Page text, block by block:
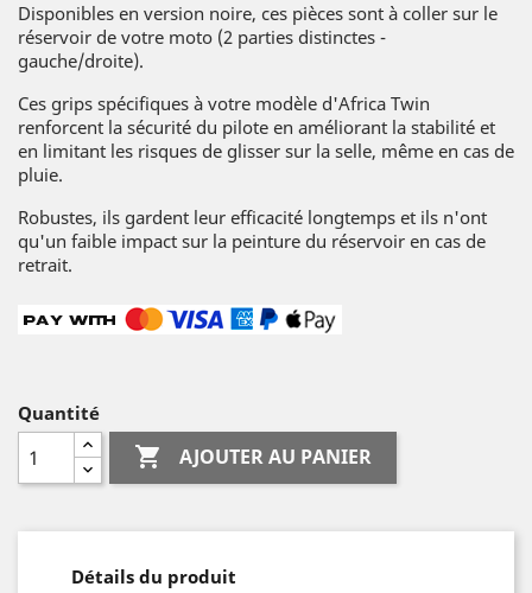
Disponibles en version noire, ces pièces sont à coller sur le
réservoir de votre moto (2 parties distinctes -
gauche/droite).
Ces grips spécifiques à votre modèle d'Africa Twin
renforcent la sécurité du pilote en améliorant la stabilité et
en limitant les risques de glisser sur la selle, même en cas de
pluie.
Robustes, ils gardent leur efficacité longtemps et ils n'ont
qu'un faible impact sur la peinture du réservoir en cas de
retrait.
Quantité
 AJOUTER AU PANIER
Détails du produit